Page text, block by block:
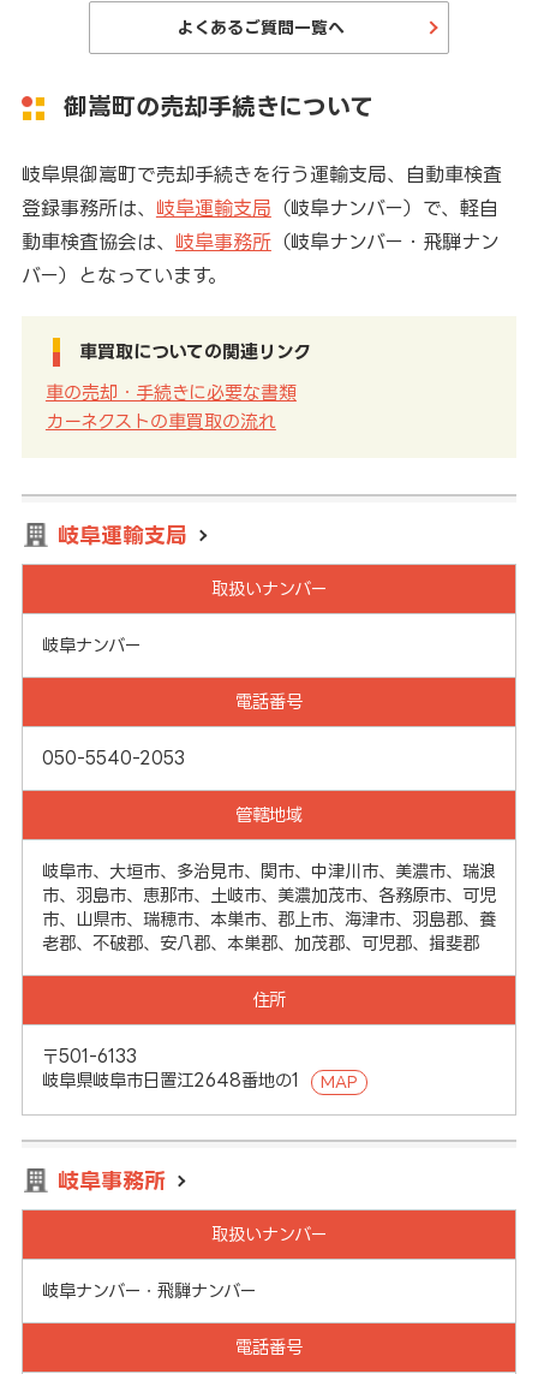
よくあるご質問一覧へ
御嵩町の売却手続きについて
岐阜県御嵩町で売却手続きを行う運輸支局、自動車検査
登録事務所は、 岐阜運輸支局 （岐阜ナンバー）で、軽自
動車検査協会は、 岐阜事務所（岐阜ナンバー・飛騨ナン
バー）となっています。
車買取についての関連リンク
車の売却・手続きに必要な書類
カーネクストの車買取の流れ
岐阜運輸支局
取扱いナンバー
岐阜ナンバー
電話番号
050-5540-2053
管轄地域
岐阜市、大垣市、多治見市、関市、中津川市、美濃市、瑞浪
市、羽島市、恵那市、土岐市、美濃加茂市、各務原市、可児
市、山県市、瑞穂市、本巣市、郡上市、海津市、羽島郡、養
老郡、不破郡、安八郡、本巣郡、加茂郡、可児郡、揖斐郡
住所
〒501-6133
岐阜県岐阜市日置江2648番地の1
MAP
岐阜事務所
取扱いナンバー
岐阜ナンバー・飛騨ナンバー
電話番号